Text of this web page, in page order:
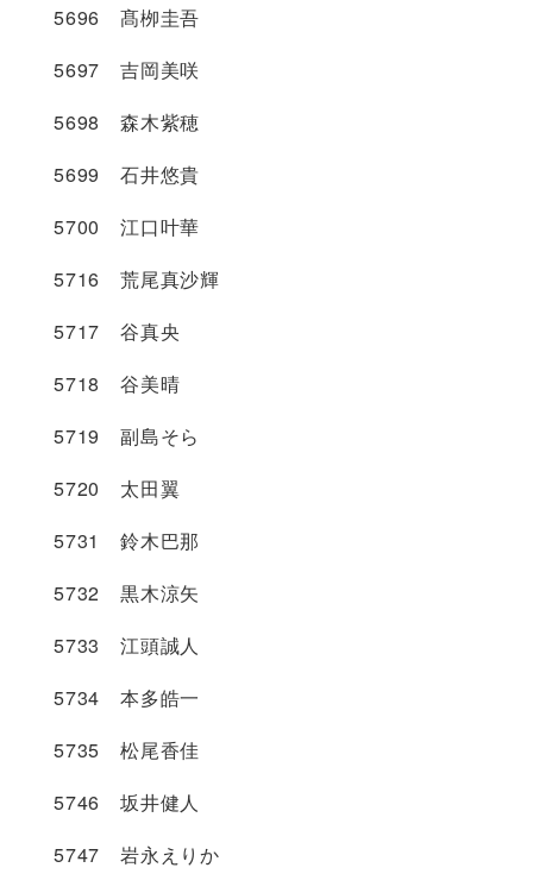
5696 髙栁圭吾
5697 吉岡美咲
5698 森木紫穂
5699 石井悠貴
5700 江口叶華
5716 荒尾真沙輝
5717 谷真央
5718 谷美晴
5719 副島そら
5720 太田翼
5731 鈴木巴那
5732 黒木涼矢
5733 江頭誠人
5734 本多皓一
5735 松尾香佳
5746 坂井健人
5747 岩永えりか